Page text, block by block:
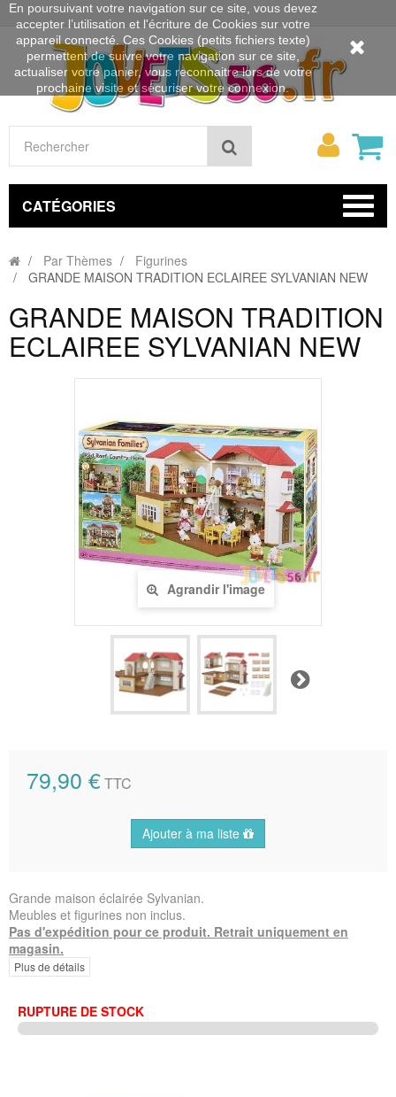
Rechercher
Mon
CATÉGORIES
Par Thèmes
Figurines
GRANDE MAISON TRADITION ECLAIREE SYLVANIAN NEW
GRANDE MAISON TRADITION
ECLAIREE SYLVANIAN NEW
Agrandir l'image
Suivant
79,90 €TTC
Ajouter à ma liste
Grande maison éclairée Sylvanian.
Meubles et figurines non inclus.
Pas d'expédition pour ce produit. Retrait uniquement en
magasin.
Plus de détails
RUPTURE DE STOCK
En poursuivant votre navigation sur ce site, vous devez
accepter l’utilisation et l'écriture de Cookies sur votre
appareil connecté. Ces Cookies (petits fichiers texte)
permettent de suivre votre navigation sur ce site,
actualiser votre panier, vous reconnaitre lors de votre
prochaine visite et sécuriser votre connexion.